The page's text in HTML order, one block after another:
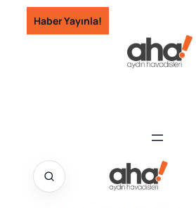
İçeriğe
geç
Haber Yayınla!